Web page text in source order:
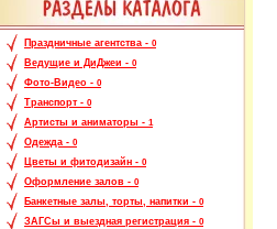
Праздничные агентства - 0
Ведущие и ДиДжеи - 0
Фото-Видео - 0
Транспорт - 0
Артисты и аниматоры - 1
Одежда - 0
Цветы и фитодизайн - 0
Оформление залов - 0
Банкетные залы, торты, напитки - 0
ЗАГСы и выездная регистрация - 0